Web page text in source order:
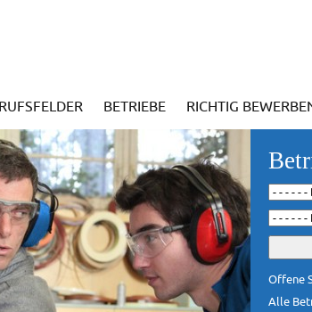
BETRIEBE RICHTIG
Offene
Alle